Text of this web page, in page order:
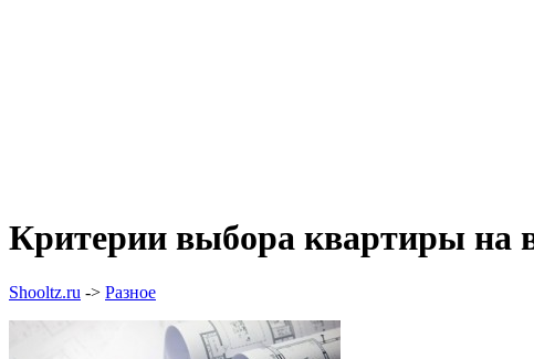
Критерии выбора квартиры на
Shooltz.ru -> Разное